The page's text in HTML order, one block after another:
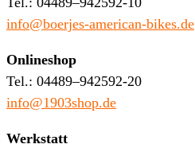
info@boerjes-american-bikes.de
Onlineshop
Tel.: 04489–942592-20
info@1903shop.de
Werkstatt